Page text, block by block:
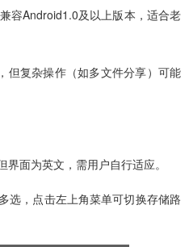
容Android1.0及以上版本，适合老
但复杂操作（如多文件分享）可能
面为英文，需用户自行适应。
选，点击左上角菜单可切换存储路